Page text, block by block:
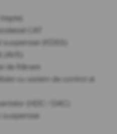
CAT
(KDSS)
de frânare
cu sistem de control al
(HDC / DAC)
suspensiei